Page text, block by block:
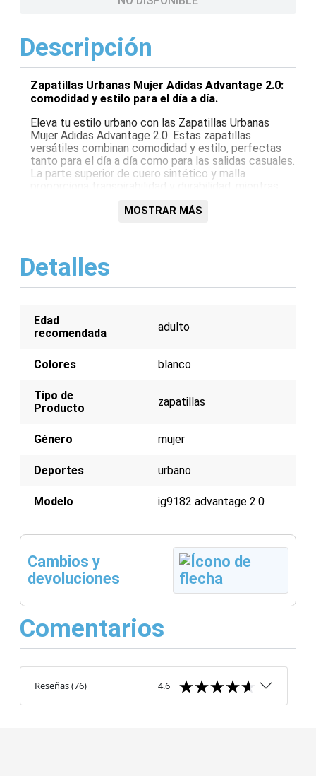
Descripción
Zapatillas Urbanas Mujer Adidas Advantage 2.0:
comodidad y estilo para el día a día.
Eleva tu estilo urbano con las Zapatillas Urbanas
Mujer Adidas Advantage 2.0. Estas zapatillas
versátiles combinan comodidad y estilo, perfectas
tanto para el día a día como para las salidas casuales.
La parte superior de cuero sintético y malla
suave. La suela de goma proporciona una excelente
Las Zapatillas Urbanas Mujer Adidas Advantage 2.0
son una opción imprescindible para las mujeres que
buscan zapatillas cómodas, elegantes y a la moda.
Parte superior de cuero sintético y malla
Suela de goma para tracción y durabilidad
MOSTRAR MÁS
Detalles
Edad
recomendada
adulto
Colores blanco
Tipo de
Producto
zapatillas
Género mujer
Deportes urbano
Modelo ig9182 advantage 2.0
Cambios y
devoluciones
Comentarios
Reseñas(76) 4.6